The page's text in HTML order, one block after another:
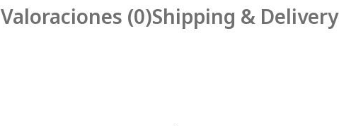
Valoraciones (0)Shipping & Delivery